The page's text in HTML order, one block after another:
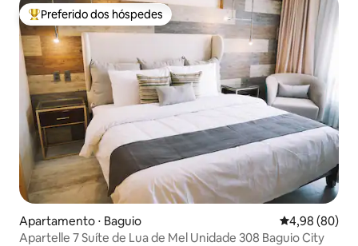
Entre os melhores preferidos dos hóspedes
Preferido dos hóspedes
Apartamento ⋅ Baguio 4,98 de uma
4,98 (80)
Apartelle 7 Suíte de Lua de Mel Unidade 308 Baguio City